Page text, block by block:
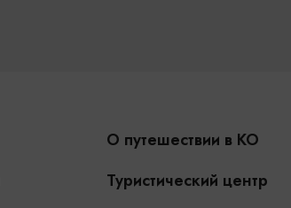
О путешествии в КО
Туристический центр